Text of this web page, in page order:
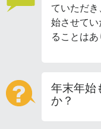
ていただ
始させて
ることはあ
年末年始
か？